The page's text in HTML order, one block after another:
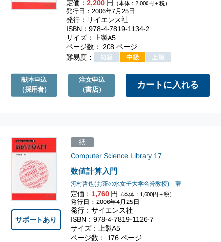
定価：2,200 円 （本体：2,000円＋税）
発行日：2006年7月25日
発行：サイエンス社
ISBN：978-4-7819-1134-2
サイズ：上製A5
ページ数： 208 ページ
難易度：
献本申込
（採用者）
注文申込
（書店）
数値計算入門
Computer Science Library17
河村哲也(お茶の水女子大学名誉教授) 著
定価： 1,760円 （本体：1,600円＋税）
紙
発行日：2006年4月25日
発行：サイエンス社
ISBN：978-4-7819-1126-7
サイズ：上製A5
ページ数： 176 ページ
サポートあり